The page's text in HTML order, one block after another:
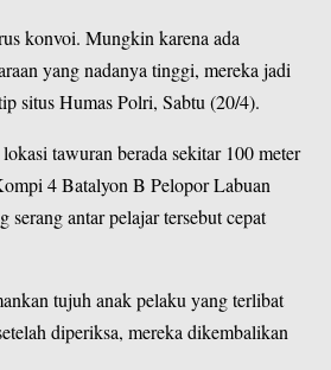
konvoi. Mungkin karena ada
yang nadanya tinggi, mereka jadi
situsHumas Polri, Sabtu (20/4).
tawuran berada sekitar 100 meter
4 Batalyon B Pelopor Labuan
serang antar pelajar tersebut cepat
tujuh anak pelaku yang terlibat
diperiksa, mereka dikembalikan